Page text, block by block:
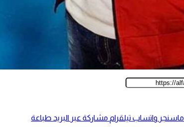
ماسنجر واتساب تيلقرام مشاركة عبر البريد طباعة